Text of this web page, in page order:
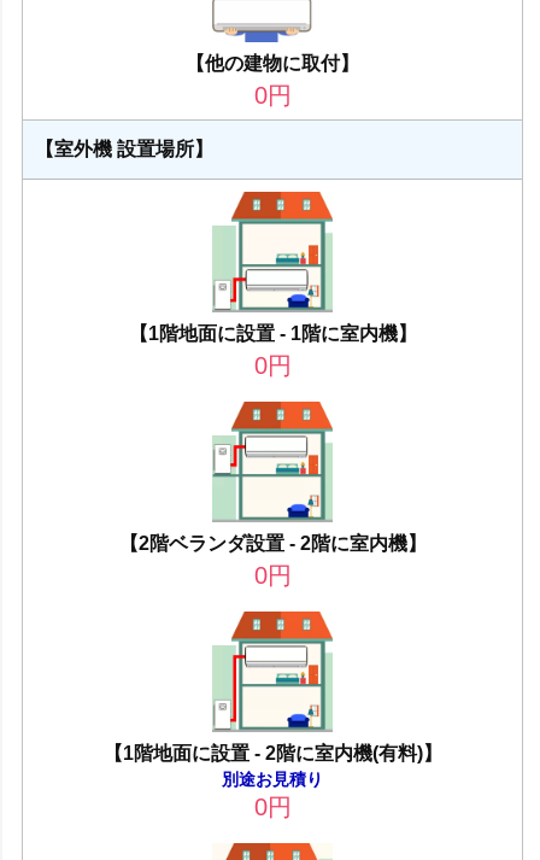
【他の建物に取付】
0円
【室外機 設置場所】
【1階地面に設置 - 1階に室内機】
0円
【2階ベランダ設置 - 2階に室内機】
0円
【1階地面に設置 - 2階に室内機(有料)】
別途お見積り
0円